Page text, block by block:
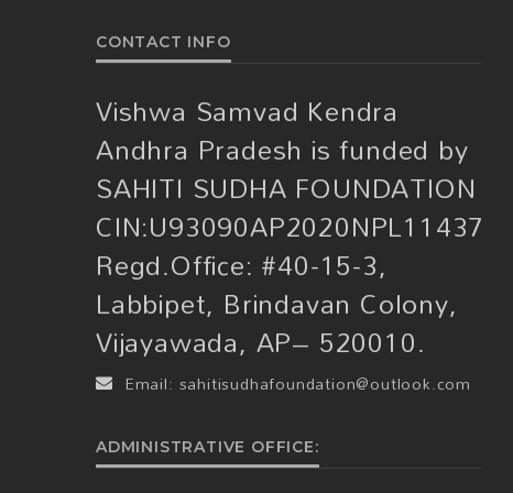
CONTACT INFO
Vishwa Samvad Kendra
Andhra Pradesh is funded by
SAHITI SUDHA FOUNDATION
CIN:U93090AP2020NPL114372
Regd.Office: #40-15-3,
Labbipet, Brindavan Colony,
Vijayawada, AP– 520010.
Email: sahitisudhafoundation@outlook.com
ADMINISTRATIVE OFFICE:
NEWS VIDEOS
తెలుగు మీడియా చరిత్రలో
తొలిసారి… కాశ్మీరీ పండిట్లతో
ముఖాముఖి.